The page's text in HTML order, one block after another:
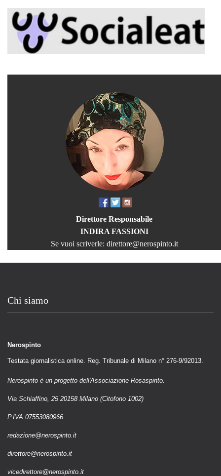
Direttore Responsabile
INDIRA FASSIONI
Se vuoi scriverle: direttore@nerospinto.it
Chi siamo
Nerospinto
Testata giornalistica online. Reg. Tribunale di Milano n° 276-9/92013.
Nerospinto è un progetto dell'Associazione Rosaspinto.
Via Schiaffino, 25 20158 Milano (Citofono 1002)
P.IVA 07553080966
redazione@nerospinto.it
direttore@nerospinto.it
vicedirettore@nerospinto.it